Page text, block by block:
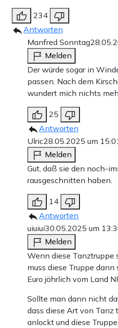
234
Antworten
Manfred Sonntag
Melden
Der würde sogar in
passen. Nach dem
wundert mich nichts
25
Antworten
Ulric28.05.2025 um
Melden
Gut, daß sie den noch-
rausgeschnitten haben.
14
Antworten
uiuiui30.05.2025 um
Melden
Wenn diese Tanztruppe
muss diese Truppe
Euro jährlich vom Land
Sollte man dann nicht
dass diese Art von Tanz
anlockt und diese